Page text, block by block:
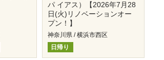
パ イアス）【2026年7月28
日(火)リノベーションオー
プン！】
神奈川県 / 横浜市西区
日帰り